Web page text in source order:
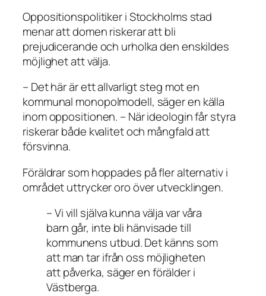
Oppositionspolitiker i Stockholms stad
menar att domen riskerar att bli
prejudicerande och urholka den enskildes
möjlighet att välja.
– Det här är ett allvarligt steg mot en
kommunal monopolmodell, säger en källa
inom oppositionen. – När ideologin får styra
riskerar både kvalitet och mångfald att
försvinna.
Föräldrar som hoppades på fler alternativ i
området uttrycker oro över utvecklingen.
– Vi vill själva kunna välja var våra
barn går, inte bli hänvisade till
kommunens utbud. Det känns som
att man tar ifrån oss möjligheten
att påverka, säger en förälder i
Västberga.